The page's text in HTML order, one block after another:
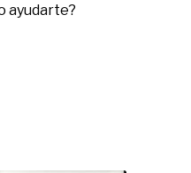
ayudarte?